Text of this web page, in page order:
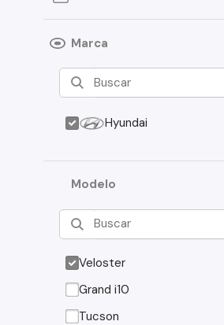
Marca
Hyundai
Modelo
Veloster
Grand i10
Tucson